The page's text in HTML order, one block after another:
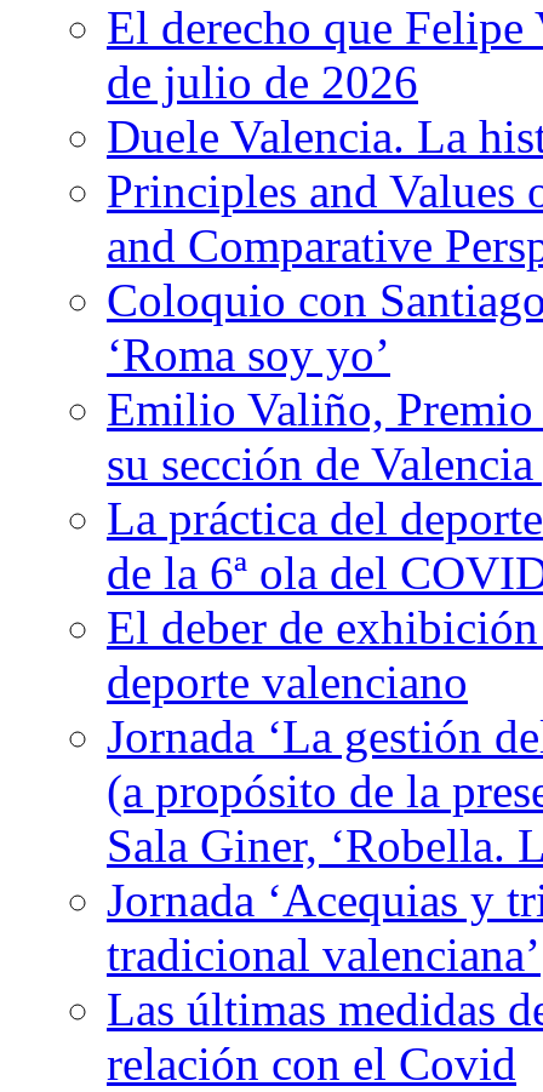
El derecho que
de julio de 2026
Duele Valencia. La
Principles and
and Comparative
Coloquio con
‘Roma soy yo’
Emilio Valiño, Premio
su sección de
La práctica del
de la 6ª ola del
El deber de
deporte valenciano
Jornada ‘La gestión
(a propósito de la
Sala Giner, ‘Robella.
Jornada ‘Acequias y
tradicional valenciana’
Las últimas medidas
relación con el Covid